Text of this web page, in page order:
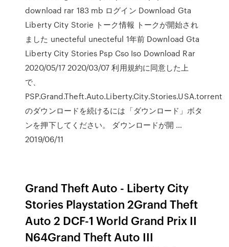
download rar 183 mb ログイン Download Gta
Liberty City Storie トーク情報 トークが開始され
ました unecteful unecteful 1年前 Download Gta
Liberty City Stories Psp Cso Iso Download Rar
2020/05/17 2020/03/07 利用規約に同意した上
で、
PSP.Grand.Theft.Auto.Liberty.City.Stories.USA.torrent
のダウンロードを続けるには「ダウンロード」ボタ
ンを押下してください。 ダウンロードが開 …
2019/06/11
Grand Theft Auto - Liberty City
Stories Playstation 2Grand Theft
Auto 2 DCF-1 World Grand Prix II
N64Grand Theft Auto III